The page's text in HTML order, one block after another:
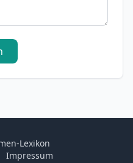
Lexikon
Impressum